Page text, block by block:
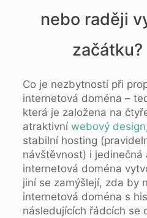
nebo raději
začátku?
Co je nezbytností při
internetová doména –
která je založena na
atraktivníwebový design
stabilní hosting
návštěvnost) i jedinečná
internetová doména
jiní se zamýšlejí, zda by
internetová doména s
následujících řádcích se